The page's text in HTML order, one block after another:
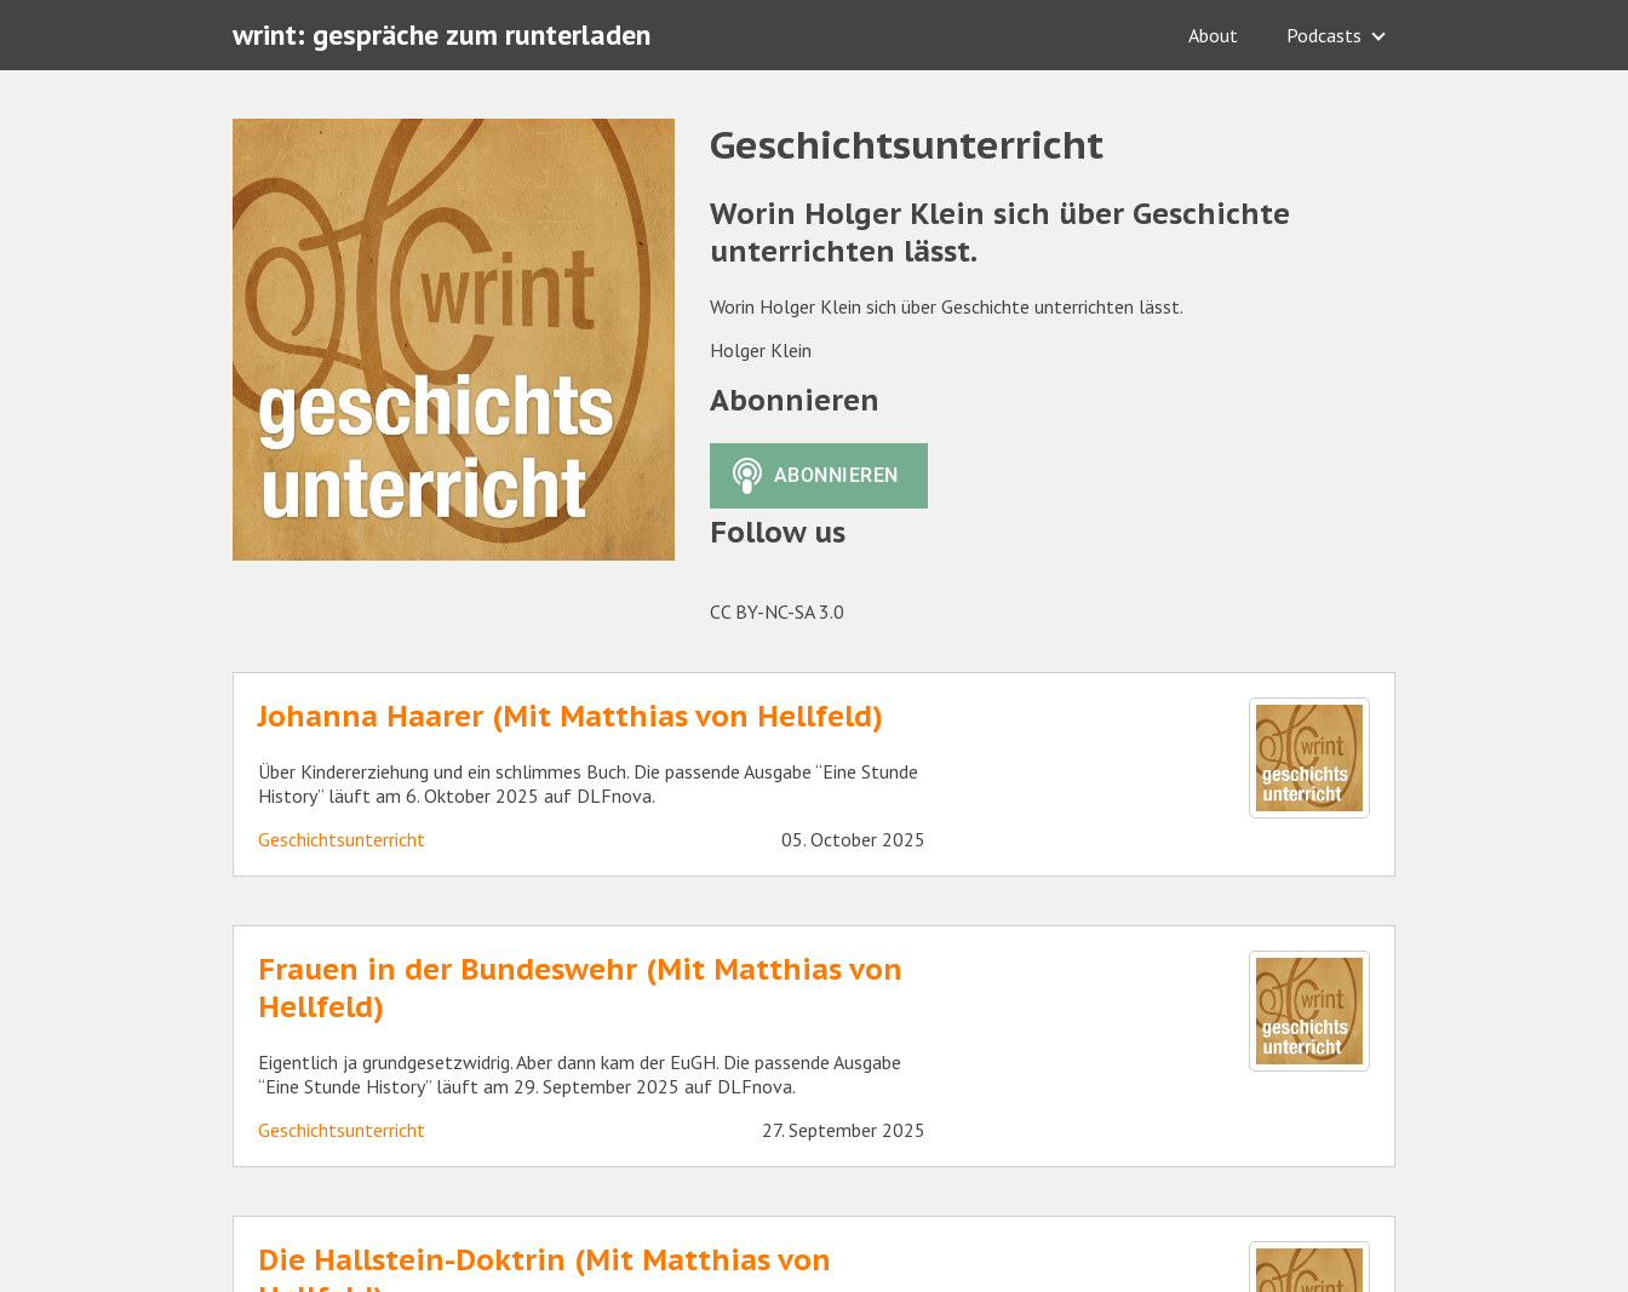
wrint: gespräche zum runterladen About Podcasts
Geschichtsunterricht
Worin Holger Klein sich über Geschichte
unterrichten lässt.
Worin Holger Klein sich über Geschichte unterrichten lässt.
Holger Klein
Abonnieren
Follow us
CC BY-NC-SA 3.0
Johanna Haarer (Mit Matthias von Hellfeld)
Über Kindererziehung und ein schlimmes Buch. Die passende Ausgabe “Eine Stunde
History” läuft am 6. Oktober 2025 auf DLFnova.
Geschichtsunterricht
05. October 2025
Frauen in der Bundeswehr (Mit Matthias von
Hellfeld)
Eigentlich ja grundgesetzwidrig. Aber dann kam der EuGH. Die passende Ausgabe
“Eine Stunde History” läuft am 29. September 2025 auf DLFnova.
Geschichtsunterricht
27. September 2025
Die Hallstein-Doktrin (Mit Matthias von